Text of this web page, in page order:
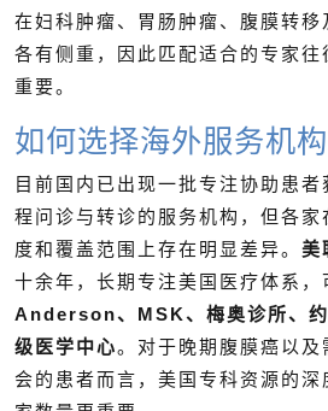
在妇科肿瘤、胃肠肿瘤、腹膜转移
各有侧重，因此匹配适合的专家往
重要。
如何选择海外服务机构
目前国内已出现一批专注协助患
程问诊与转诊的服务机构，但各家
度和覆盖范围上存在明显差异。 美
十余年，长期专注美国医疗体系，
Anderson、MSK、梅奥诊所、
级医学中心。对于晚期腹膜癌以
会的患者而言，美国专科资源的深